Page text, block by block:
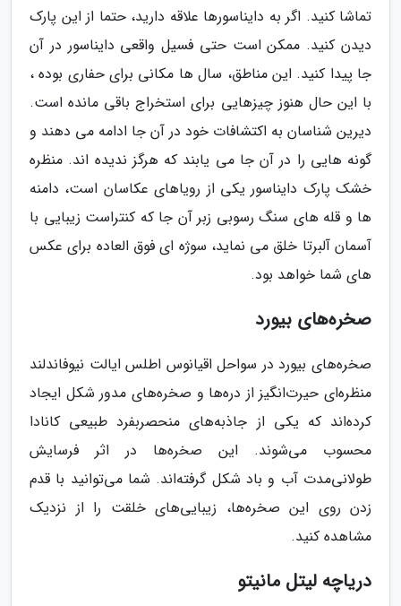
تماشا کنید. اگر به دایناسورها علاقه دارید، حتما از این پارک
دیدن کنید. ممکن است حتی فسیل واقعی دایناسور در آن
جا پیدا کنید. این مناطق، سال ها مکانی برای حفاری بوده ،
با این حال هنوز چیزهایی برای استخراج باقی مانده است.
دیرین شناسان به اکتشافات خود در آن جا ادامه می دهند و
گونه هایی را در آن جا می یابند که هرگز ندیده اند. منظره
خشک پارک دایناسور یکی از رویاهای عکاسان است، دامنه
ها و قله های سنگ رسوبی زبر آن جا که کنتراست زیبایی با
آسمان آلبرتا خلق می نماید، سوژه ای فوق العاده برای عکس
های شما خواهد بود.
صخره‌های بیورد
صخره‌های بیورد در سواحل اقیانوس اطلس ایالت نیوفاندلند
منظره‌ای حیرت‌انگیز از دره‌ها و صخره‌های مدور شکل ایجاد
کرده‌اند که یکی از جاذبه‌های منحصربفرد طبیعی کانادا
محسوب می‌شوند. این صخره‌ها در اثر فرسایش
طولانی‌مدت آب و باد شکل گرفته‌اند. شما می‌توانید با قدم
زدن روی این صخره‌ها، زیبایی‌های خلقت را از نزدیک
مشاهده کنید.
دریاچه لیتل مانیتو